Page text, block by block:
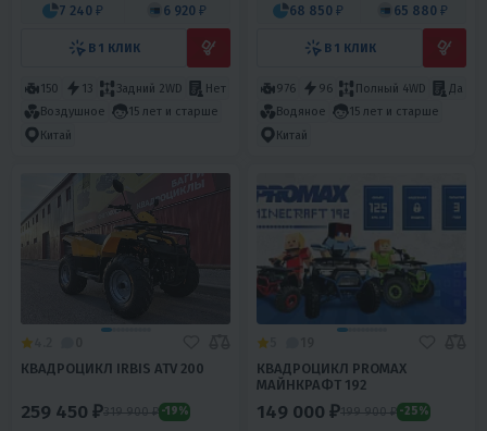
7 240 ₽ 6 920 ₽
В 1 КЛИК
150 13 Задний 2WD
Нет
Воздушное
15 лет и старше
Китай
68 850 ₽ 65 880 ₽
В 1 КЛИК
976 96 Полный 4WD
Да
Водяное
15 лет и старше
Китай
КВАДРОЦИКЛ IRBIS ATV 200
259 450 ₽319 900 ₽ -19%
КВАДРОЦИКЛ PROMAX
МАЙНКРАФТ 192
149 000 ₽199 900 ₽ -25%